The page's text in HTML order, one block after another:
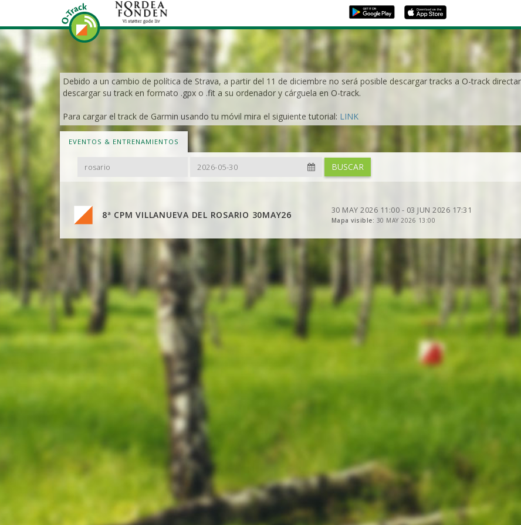
Debido a un cambio de política de Strava, a partir del 11 de diciembre no será posible descargar tracks a O-track
descargar su track en formato .gpx o .fit a su ordenador y cárguela en O-track.
Para cargar el track de Garmin usando tu móvil mira el siguiente tutorial: LINK
EVENTOS & ENTRENAMIENTOS
By
Filter
By
BUSCAR
8ª CPM VILLANUEVA DEL ROSARIO 30MAY26 30 MAY 2026 11:00 - 03 JUN 2026 17:31
Mapa visible: 30 MAY 2026 13:00
VER
2DRERUN
2DRERUN